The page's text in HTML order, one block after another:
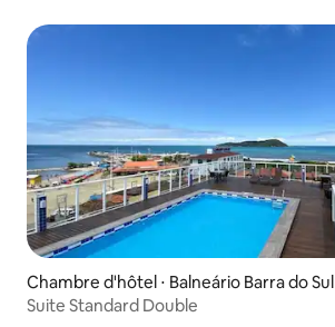
Chambre d'hôtel ⋅ Balneário Barra do Sul
Suite Standard Double